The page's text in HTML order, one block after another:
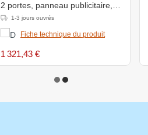
2 portes, panneau publicitaire,
GTK 800
1-3 jours ouvrés
Fiche technique du produit
1 321,43 €